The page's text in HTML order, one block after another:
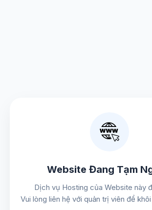
Website Đang Tạm
Dịch vụ Hosting của Website này
Vui lòng liên hệ với quản trị viên để